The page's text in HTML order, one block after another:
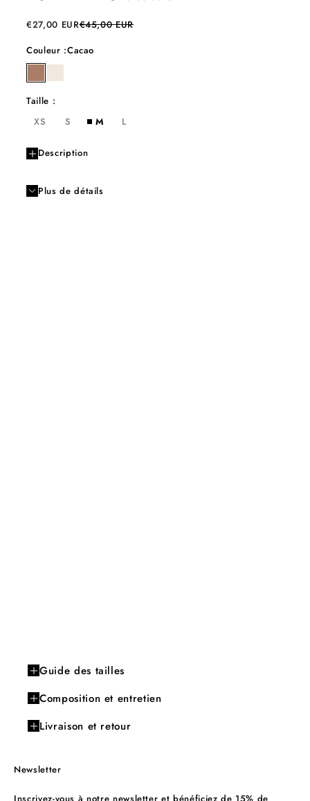
Prix de vente
€27,00 EURPrix normal
€45,00 EUR
Couleur :Cacao
cacaomilk
Taille :
XS
S M L
Description
Plus de détails
Guide des tailles
Composition et entretien
Livraison et retour
Newsletter